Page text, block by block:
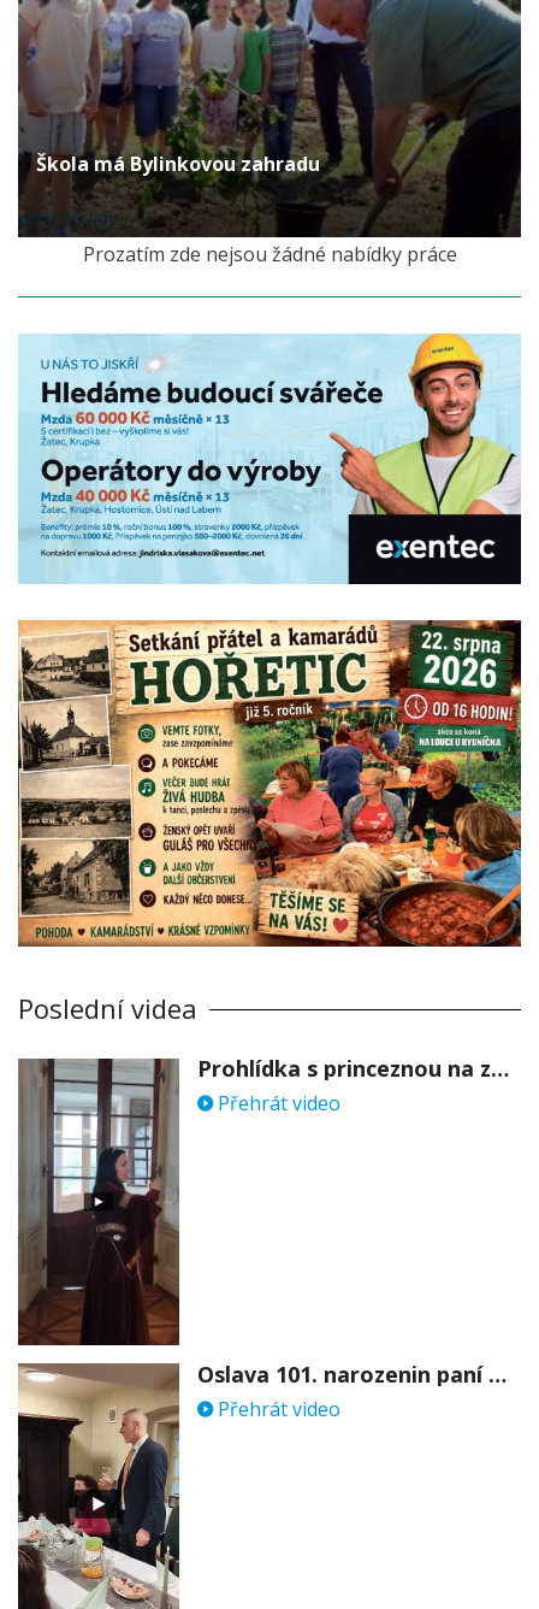
Škola má Bylinkovou zahradu
před 10 lety
Prozatím zde nejsou žádné nabídky práce
Poslední videa
Prohlídka s princeznou na zámku Stekník
Přehrát video
Oslava 101. narozenin paní Věry Skořepové
Přehrát video